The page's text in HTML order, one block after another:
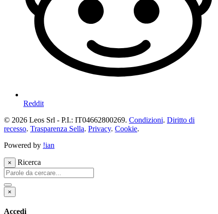
Reddit
© 2026 Leos Srl - P.I.: IT04662800269. Condizioni. Diritto di
recesso. Trasparenza Sella. Privacy. Cookie.
Powered by !ian
× Ricerca
×
Accedi